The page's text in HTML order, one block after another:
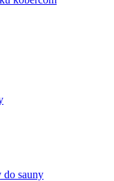
do sauny